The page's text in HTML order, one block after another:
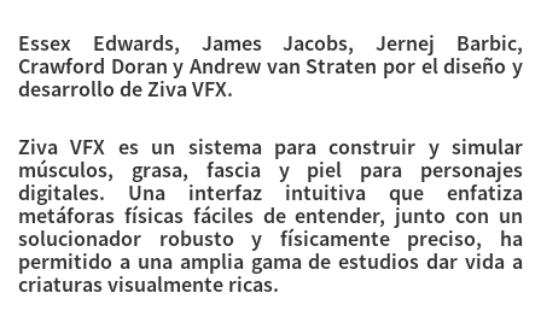
Essex Edwards, James Jacobs, Jernej Barbic,
Crawford Doran y Andrew van Straten por el diseño y
desarrollo de Ziva VFX.
Ziva VFX es un sistema para construir y simular
músculos, grasa, fascia y piel para personajes
digitales. Una interfaz intuitiva que enfatiza
metáforas físicas fáciles de entender, junto con un
solucionador robusto y físicamente preciso, ha
permitido a una amplia gama de estudios dar vida a
criaturas visualmente ricas.